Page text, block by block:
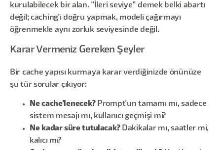
kurulabilecek bir alan. "İleri seviye" demek belki abartı
değil; caching'i doğru yapmak, modeli çağırmayı
öğrenmekle aynı zorluk seviyesinde değil.
Karar Vermeniz Gereken Şeyler
Bir cache yapısı kurmaya karar verdiğinizde önünüze
şu tür sorular çıkıyor:
Ne cache'lenecek?Prompt'un tamamı mı, sadece
sistem mesajı mı, kullanıcı geçmişi mi?
Ne kadar süre tutulacak?Dakikalar mı, saatler mi,
kalıcı mı?